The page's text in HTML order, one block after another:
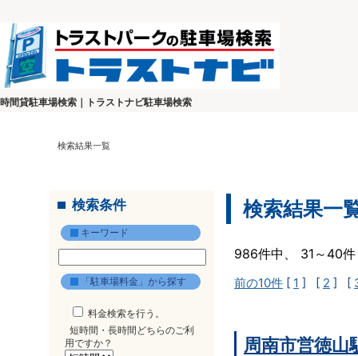
時間貸駐車場検索｜トラストナビ駐車場検索
検索結果一覧
検索条件
キーワード
「駐車場料金」から探す
料金検索を行う。
短時間・長時間どちらのご利
用ですか？
検索結果一
986件中、 31～40
前の10件 [ 1 ] [ 2 ] [
周南市営徳山